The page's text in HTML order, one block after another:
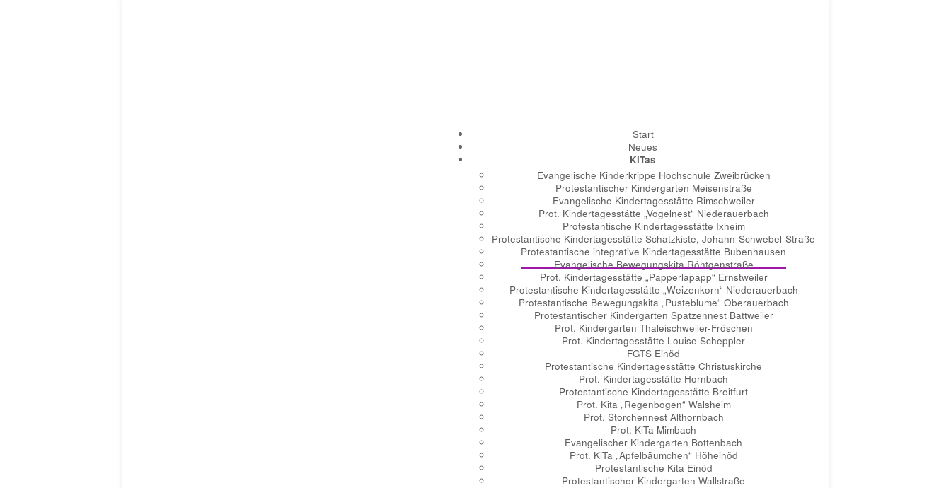
Start
Neues
KiTas
Evangelische Kinderkrippe Hochschule Zweibrücken
Protestantischer Kindergarten Meisenstraße
Evangelische Kindertagesstätte Rimschweiler
Prot. Kindertagesstätte „Vogelnest“ Niederauerbach
Protestantische Kindertagesstätte Ixheim
Protestantische Kindertagesstätte Schatzkiste, Johann-Schwebel-Straße
Protestantische integrative Kindertagesstätte Bubenhausen
Evangelische Bewegungskita Röntgenstraße
Prot. Kindertagesstätte „Papperlapapp“ Ernstweiler
Protestantische Kindertagesstätte „Weizenkorn“ Niederauerbach
Protestantische Bewegungskita „Pusteblume“ Oberauerbach
Protestantischer Kindergarten Spatzennest Battweiler
Prot. Kindergarten Thaleischweiler-Fröschen
Prot. Kindertagesstätte Louise Scheppler
FGTS Einöd
Protestantische Kindertagesstätte Christuskirche
Prot. Kindertagesstätte Hornbach
Protestantische Kindertagesstätte Breitfurt
Prot. Kita „Regenbogen“ Walsheim
Prot. Storchennest Althornbach
Prot. KiTa Mimbach
Evangelischer Kindergarten Bottenbach
Prot. KiTa „Apfelbäumchen“ Höheinöd
Protestantische Kita Einöd
Protestantischer Kindergarten Wallstraße